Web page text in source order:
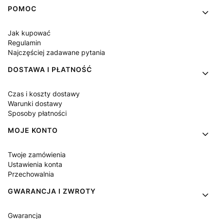
Linki w stopce
POMOC
Jak kupować
Regulamin
Najczęściej zadawane pytania
DOSTAWA I PŁATNOŚĆ
Czas i koszty dostawy
Warunki dostawy
Sposoby płatności
MOJE KONTO
Twoje zamówienia
Ustawienia konta
Przechowalnia
GWARANCJA I ZWROTY
Gwarancja